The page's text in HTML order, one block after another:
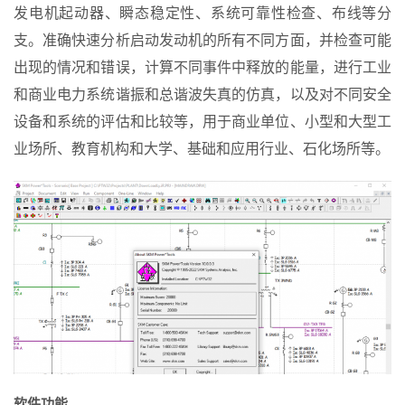
发电机起动器、瞬态稳定性、系统可靠性检查、布线等分
支。准确快速分析启动发动机的所有不同方面，并检查可能
出现的情况和错误，计算不同事件中释放的能量，进行工业
和商业电力系统谐振和总谐波失真的仿真，以及对不同安全
设备和系统的评估和比较等，用于商业单位、小型和大型工
业场所、教育机构和大学、基础和应用行业、石化场所等。